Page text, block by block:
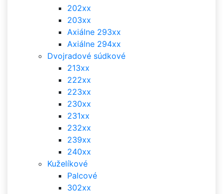
202xx
203xx
Axiálne 293xx
Axiálne 294xx
Dvojradové súdkové
213xx
222xx
223xx
230xx
231xx
232xx
239xx
240xx
Kuželíkové
Palcové
302xx